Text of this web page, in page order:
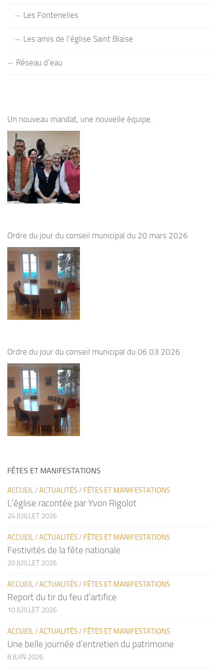
Les Fontenelles
Les amis de l’église Saint Blaise
Réseau d’eau
Un nouveau mandat, une nouvelle équipe.
Ordre du jour du conseil municipal du 20 mars 2026
Ordre du jour du conseil municipal du 06.03.2026
FÊTES ET MANIFESTATIONS
ACCUEIL/ACTUALITÉS/ FÊTES ET MANIFESTATIONS
L’église racontée par Yvon Rigolot
24 JUILLET 2026
ACCUEIL/ACTUALITÉS/ FÊTES ET MANIFESTATIONS
Festivités de la fête nationale
20 JUILLET 2026
ACCUEIL/ACTUALITÉS/ FÊTES ET MANIFESTATIONS
Report du tir du feu d’artifice
10 JUILLET 2026
ACCUEIL/ACTUALITÉS/ FÊTES ET MANIFESTATIONS
Une belle journée d’entretien du patrimoine
8 JUIN 2026